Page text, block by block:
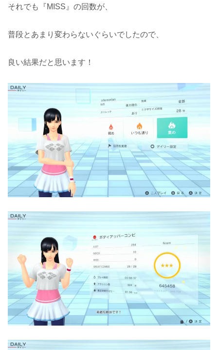
それでも『MISS』の回数が、
普段とあまり変わらないぐらいでしたので、
良い結果だと思います！